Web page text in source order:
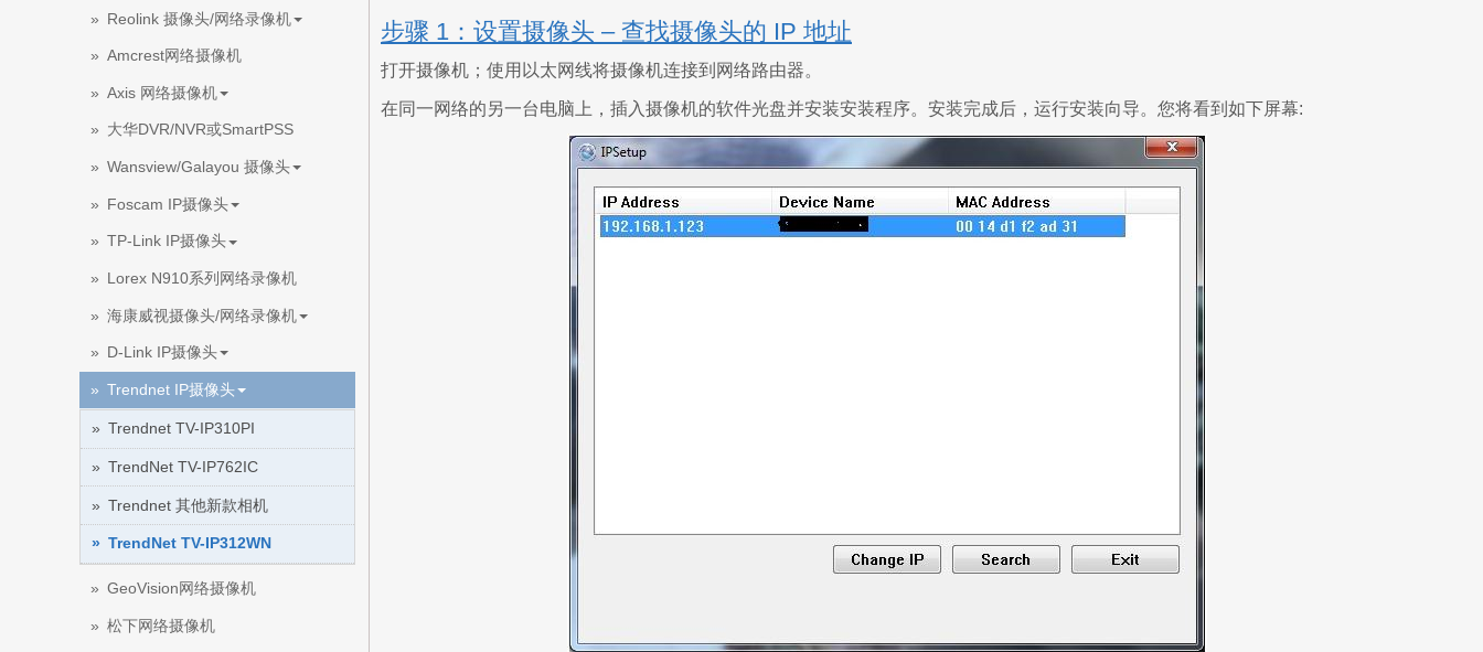
Reolink 摄像头/网络录像机
Amcrest网络摄像机
Axis 网络摄像机
大华DVR/NVR或SmartPSS
Wansview/Galayou 摄像头
Foscam IP摄像头
TP-Link IP摄像头
Lorex N910系列网络录像机
海康威视摄像头/网络录像机
D-Link IP摄像头
Trendnet IP摄像头
Trendnet TV-IP310PI
TrendNet TV-IP762IC
Trendnet 其他新款相机
TrendNet TV-IP312WN
GeoVision网络摄像机
松下网络摄像机
步骤 1：设置摄像头 – 查找摄像头的 IP 地址
打开摄像机；使用以太网线将摄像机连接到网络路由器。
在同一网络的另一台电脑上，插入摄像机的软件光盘并安装安装程序。安装完成后，运行安装向导。您将看到如下屏幕: